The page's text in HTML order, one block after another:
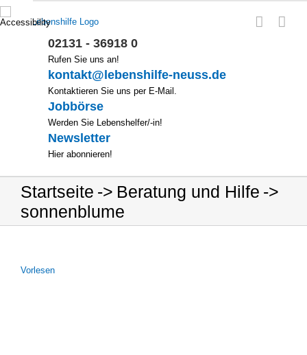
Zum
Inhalt
02131 - 36918 0
Rufen Sie uns an!
kontakt@lebenshilfe-neuss.de
Kontaktieren Sie uns per E-Mail.
Jobbörse
Werden Sie Lebenshelfer/-in!
Newsletter
Hier abonnieren!
Startseite
Beratung und Hilfe
sonnenblume
Vor­le­sen